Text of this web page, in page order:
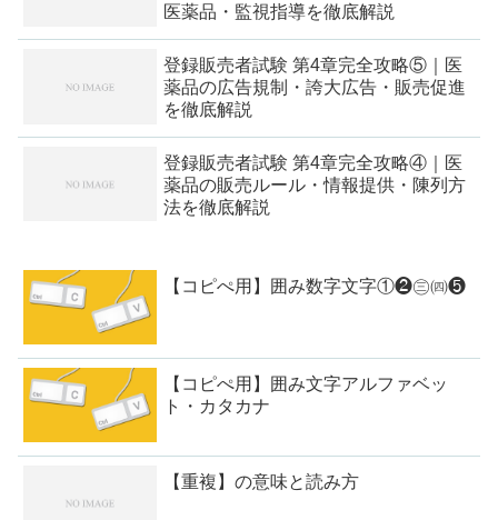
医薬品・監視指導を徹底解説
登録販売者試験 第4章完全攻略⑤｜医
薬品の広告規制・誇大広告・販売促進
を徹底解説
登録販売者試験 第4章完全攻略④｜医
薬品の販売ルール・情報提供・陳列方
法を徹底解説
【コピぺ用】囲み数字文字①❷㊂㈣❺
【コピぺ用】囲み文字アルファベッ
ト・カタカナ
【重複】の意味と読み方